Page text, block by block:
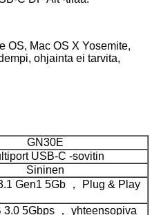
OS, Mac OS X Yosemite,
ohjainta ei tarvita,
GN30E
USB-C -sovitin
Sininen
Gen1 5Gb ， Plug & Play
3.0 5Gbps ， yhteensopiva